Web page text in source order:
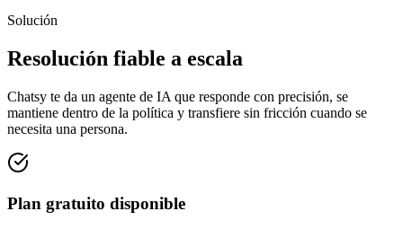
Solución
Resolución fiable a escala
Chatsy te da un agente de IA que responde con precisión, se
mantiene dentro de la política y transfiere sin fricción cuando se
necesita una persona.
Plan gratuito disponible